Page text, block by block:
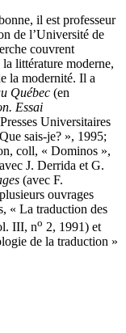
il est professeur
de l’Université de
couvrent
littérature moderne,
la modernité. Il a
Québec (en
Essai
Universitaires
sais-je? », 1995;
coll, « Dominos »,
J. Derrida et G.
(avec F.
ouvrages
« La traduction des
III, no 2, 1991) et
de la traduction »